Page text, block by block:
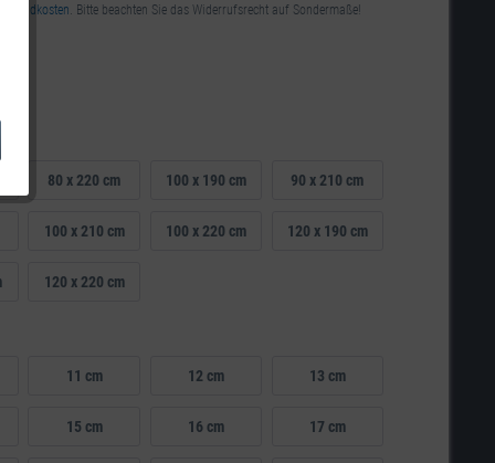
. Bitte beachten Sie das Widerrufsrecht auf Sondermaße!
80 x 220 cm 100 x 190 cm 90 x 210 cm
100 x 210 cm 100 x 220 cm 120 x 190 cm
120 x 220 cm
11 cm 12 cm 13 cm
15 cm 16 cm 17 cm